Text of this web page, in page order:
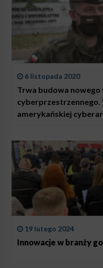
6 listopada 2020
Trwa budowa nowego
cyberprzestrzennego.
amerykańskiej
19 lutego 2024
Innowacje w branży